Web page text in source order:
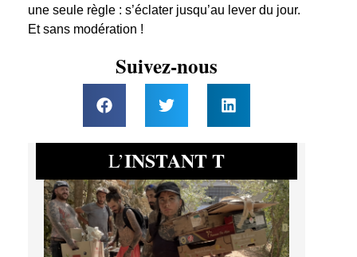
une seule règle : s’éclater jusqu’au lever du jour.
Et sans modération !
Suivez-nous
L’INSTANT T